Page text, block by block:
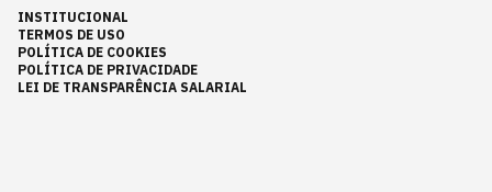
INSTITUCIONAL
TERMOS DE USO
POLÍTICA DE COOKIES
POLÍTICA DE PRIVACIDADE
LEI DE TRANSPARÊNCIA SALARIAL